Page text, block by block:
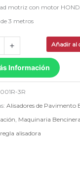
motriz con motor
de 3 metros
+ Añadir al
Información
3R
Alisadores de Pavimento
Maquinaria Bencinera
regla alisadora